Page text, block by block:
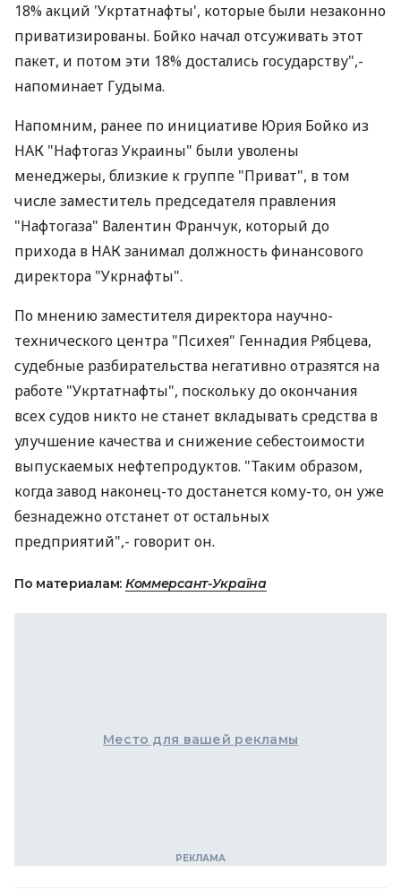
18% акций 'Укртатнафты', которые были незаконно
приватизированы. Бойко начал отсуживать этот
пакет, и потом эти 18% достались государству",-
напоминает Гудыма.
Напомним, ранее по инициативе Юрия Бойко из
НАК "Нафтогаз Украины" были уволены
менеджеры, близкие к группе "Приват", в том
числе заместитель председателя правления
"Нафтогаза" Валентин Франчук, который до
прихода в НАК занимал должность финансового
директора "Укрнафты".
По мнению заместителя директора научно-
технического центра "Психея" Геннадия Рябцева,
судебные разбирательства негативно отразятся на
работе "Укртатнафты", поскольку до окончания
всех судов никто не станет вкладывать средства в
улучшение качества и снижение себестоимости
выпускаемых нефтепродуктов. "Таким образом,
когда завод наконец-то достанется кому-то, он уже
безнадежно отстанет от остальных
предприятий",- говорит он.
По материалам: Коммерсант-Україна
Место для вашей рекламы